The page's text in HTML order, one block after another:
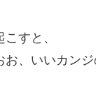
すと、
、いいカン